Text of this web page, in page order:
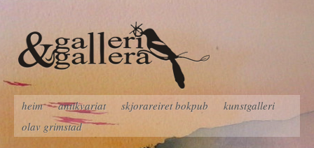
heim antikvariat skjorareiret bokpub
kunstgalleri
olav grimstad